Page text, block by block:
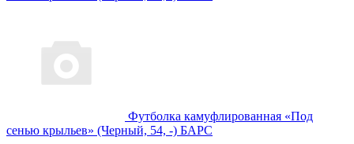
Футболка камуфлированная «Под
сенью крыльев» (Черный, 54, -) БАРС